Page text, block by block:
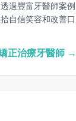
過豐富牙醫師案例
自信笑容和改善口
正治療牙醫師 →